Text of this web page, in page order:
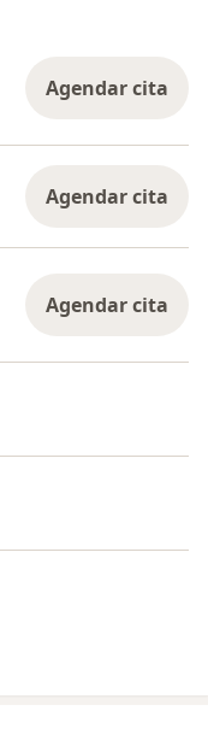
Agendar cita
Agendar cita
Agendar cita